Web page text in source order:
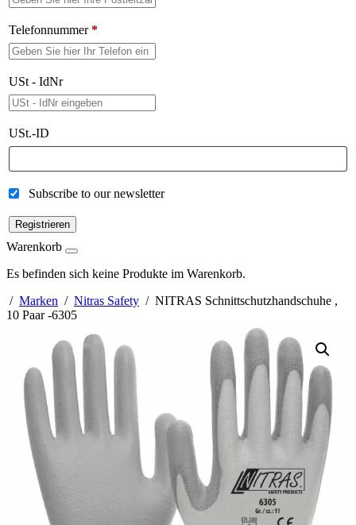
Telefonnummer*
USt - IdNr
USt.-ID
Subscribe to our newsletter
Registrieren
Warenkorb
Es befinden sich keine Produkte im Warenkorb.
/ Marken / Nitras Safety / NITRAS Schnittschutzhandschuhe ,
10 Paar -6305